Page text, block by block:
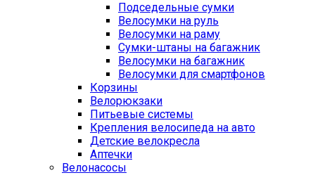
Подседельные сумки
Велосумки на руль
Велосумки на раму
Сумки-штаны на багажник
Велосумки на багажник
Велосумки для смартфонов
Корзины
Велорюкзаки
Питьевые системы
Крепления велосипеда на авто
Детские велокресла
Аптечки
Велонасосы